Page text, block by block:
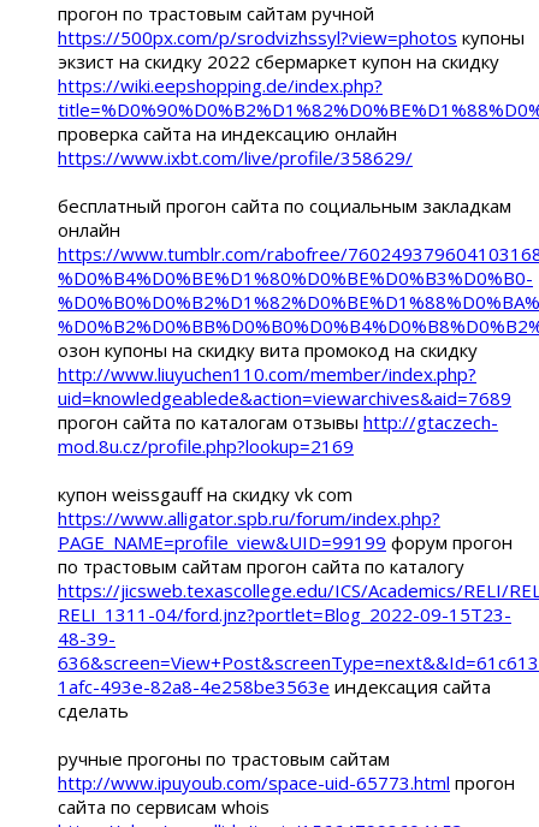
прогон по трастовым сайтам ручной
https://500px.com/p/srodvizhssyl?view=photos купоны
экзист на скидку 2022 сбермаркет купон на скидку
https://wiki.eepshopping.de/index.php?
проверка сайта на индексацию онлайн
https://www.ixbt.com/live/profile/358629/
бесплатный прогон сайта по социальным закладкам
онлайн
https://www.tumblr.com/rabofree/
%D0%B4%D0%BE%D1%80%D0%BE%D0%B3%D0%B0-
озон купоны на скидку вита промокод на скидку
http://www.liuyuchen110.com/member/index.php?
uid=knowledgeablede&action=viewarchives&aid=7689
прогон сайта по каталогам отзывы http://gtaczech-
mod.8u.cz/profile.php?lookup=2169
купон weissgauff на скидку vk com
https://www.alligator.spb.ru/forum/index.php?
PAGE_NAME=profile_view&UID=99199 форум прогон
по трастовым сайтам прогон сайта по каталогу
https://jicsweb.texascollege.edu/ICS/Academics/RELI/
RELI_1311-04/ford.jnz?portlet=Blog_2022-09-15T23-
48-39-
1afc-493e-82a8-4e258be3563e индексация сайта
сделать
ручные прогоны по трастовым сайтам
http://www.ipuyoub.com/space-uid-65773.html прогон
сайта по сервисам whois